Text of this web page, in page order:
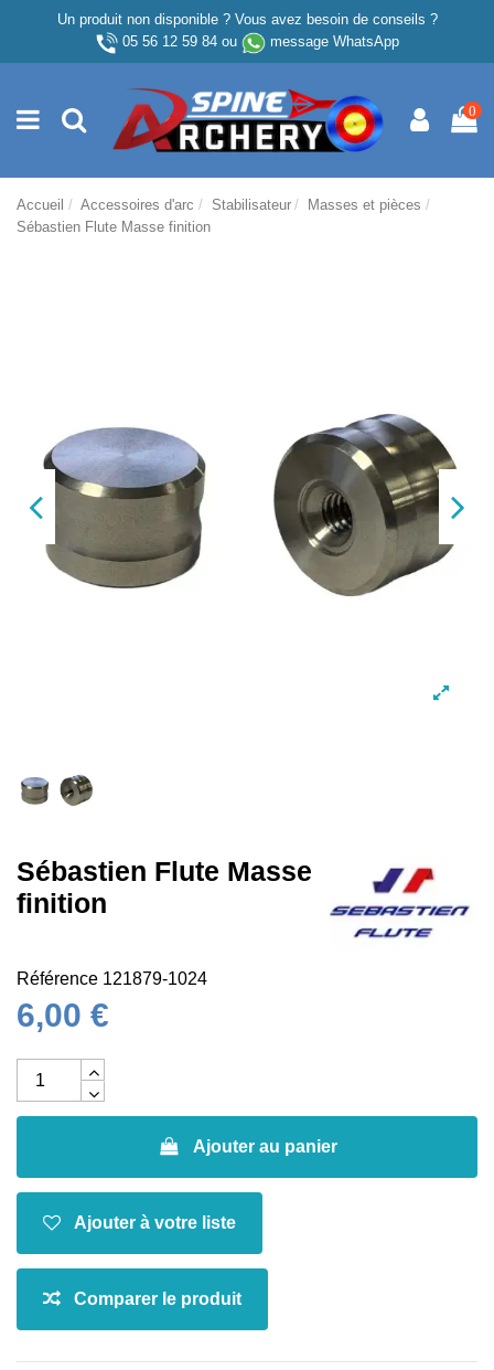
Un produit non disponible ? Vous avez besoin de conseils ?
05 56 12 59 84ou message WhatsApp
0
Accueil Accessoires d'arc Stabilisateur
Masses et pièces
Sébastien Flute Masse finition
Sébastien Flute Masse
finition
Référence 121879-1024
6,00 €
Ajouter au panier